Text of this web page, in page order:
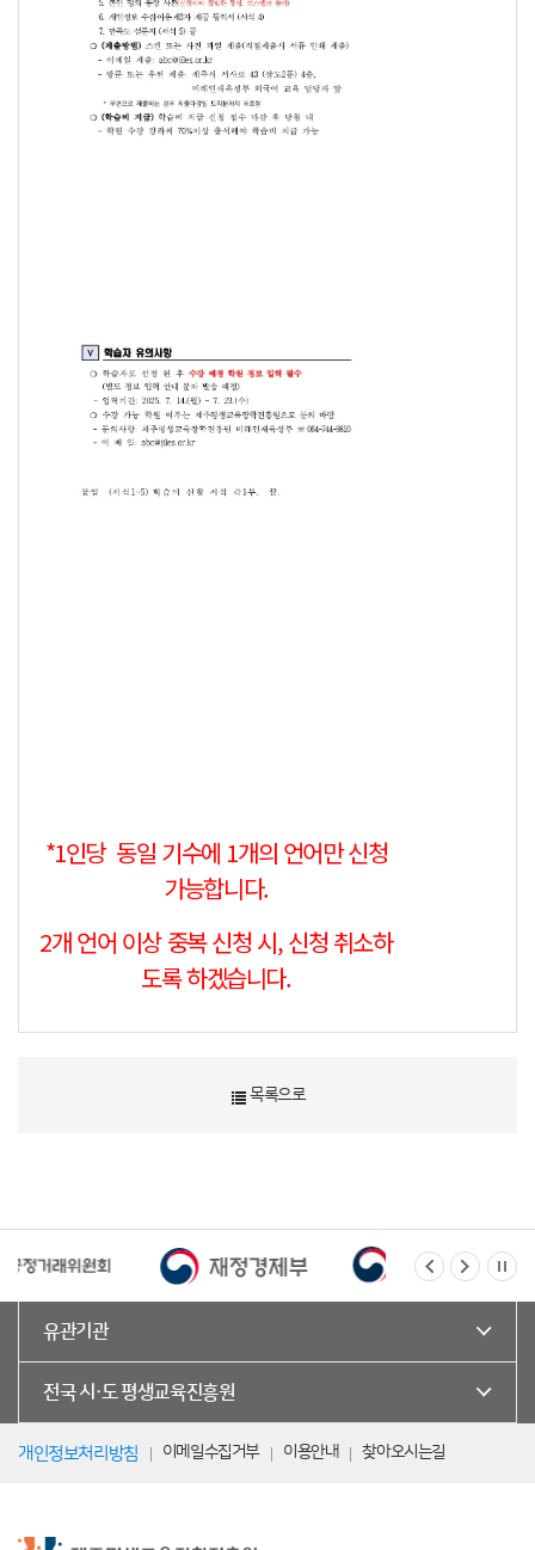
*1인당 동일 기수에 1개의 언어만 신청
가능합니다.
2개 언어 이상 중복 신청 시, 신청 취소하
도록 하겠습니다.
목록으로
유관기관
전국 시·도 평생교육진흥원
개인정보처리방침 이메일수집거부 이용안내 찾아오시는길